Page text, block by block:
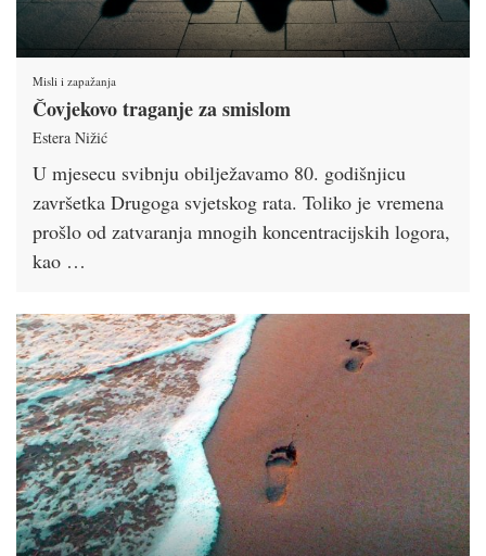
Misli i zapažanja
Čovjekovo traganje za smislom
Estera Nižić
U mjesecu svibnju obilježavamo 80. godišnjicu
završetka Drugoga svjetskog rata. Toliko je vremena
prošlo od zatvaranja mnogih koncentracijskih logora,
kao …